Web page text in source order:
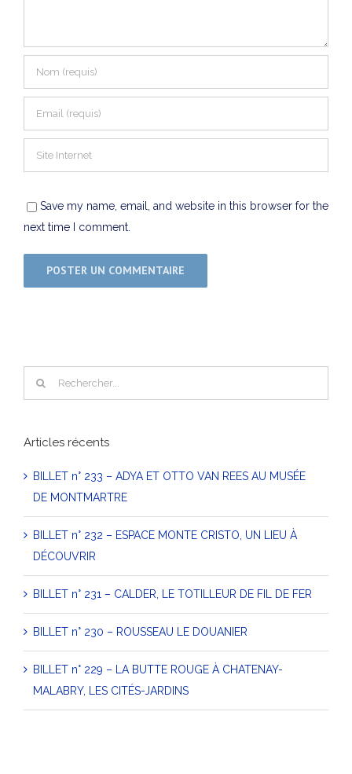
Save my name, email, and website in this browser for the
next time I comment.
Articles récents
BILLET n° 233 – ADYA ET OTTO VAN REES AU MUSÉE
DE MONTMARTRE
BILLET n° 232 – ESPACE MONTE CRISTO, UN LIEU À
DÉCOUVRIR
BILLET n° 231 – CALDER, LE TOTILLEUR DE FIL DE FER
BILLET n° 230 – ROUSSEAU LE DOUANIER
BILLET n° 229 – LA BUTTE ROUGE À CHATENAY-
MALABRY, LES CITÉS-JARDINS